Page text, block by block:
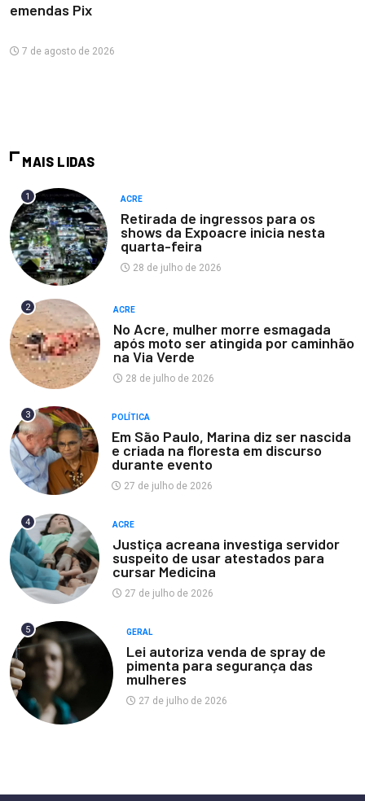
emendas Pix
7 de agosto de 2026
MAIS LIDAS
1 ACRE
Retirada de ingressos para os
shows da Expoacre inicia nesta
quarta-feira
28 de julho de 2026
2 ACRE
No Acre, mulher morre esmagada
após moto ser atingida por caminhão
na Via Verde
28 de julho de 2026
3 POLÍTICA
Em São Paulo, Marina diz ser nascida
e criada na floresta em discurso
durante evento
27 de julho de 2026
4 ACRE
Justiça acreana investiga servidor
suspeito de usar atestados para
cursar Medicina
27 de julho de 2026
5 GERAL
Lei autoriza venda de spray de
pimenta para segurança das
mulheres
27 de julho de 2026